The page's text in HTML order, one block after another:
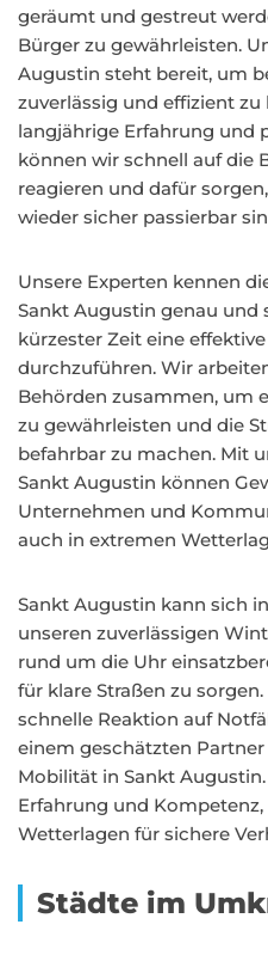
geräumt und gestreut
Bürger zu gewährleisten.
Augustin steht bereit, um
zuverlässig und effizient
langjährige Erfahrung und
können wir schnell auf die
reagieren und dafür
wieder sicher passierbar
Unsere Experten kennen
Sankt Augustin genau und
kürzester Zeit eine
durchzuführen. Wir
Behörden zusammen, um
zu gewährleisten und die
befahrbar zu machen. Mit
Sankt Augustin können
Unternehmen und
auch in extremen
Sankt Augustin kann sich
unseren zuverlässigen
rund um die Uhr
für klare Straßen zu
schnelle Reaktion auf
einem geschätzten
Mobilität in Sankt
Erfahrung und
Wetterlagen für sichere
Städte im